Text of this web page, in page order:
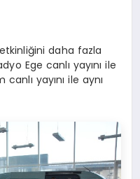
daha fazla
Ege canlı yayını ile
yayını ile aynı